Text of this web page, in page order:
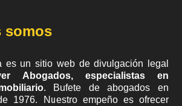
somos
es un sitio web de divulgación legal
Abogados, especialistas en
. Bufete deabogados en
1976. Nuestro empeño es ofrecer